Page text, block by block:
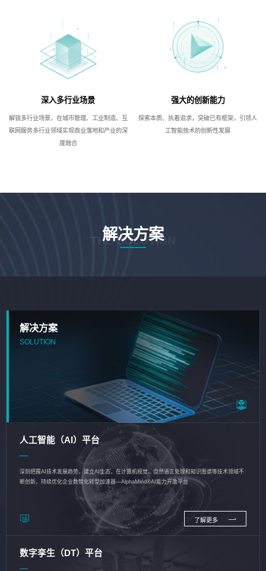
深入多行业场景
解锁多行业场景，在城市管理、工业制造、互
联网服务多行业领域实现商业落地和产业的深
度融合
强大的创新能力
探索本质、执着追求，突破已有框架，引领人
工智能技术的创新性发展
解决方案
THE SOLUTION
解决方案
SOLUTION
人工智能（AI）平台
深刻把握AI技术发展趋势，建立AI生态，在计算机视觉、自然语言处理和知识图谱等技术领域不
断创新，持续优化企业数智化转型加速器—AlphaMind®AI能力开放平台
了解更多
数字孪生（DT）平台